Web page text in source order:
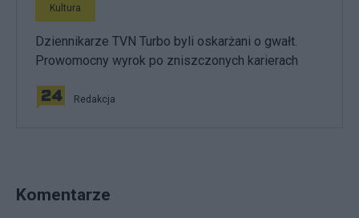
Kultura
Dziennikarze TVN Turbo byli oskarżani o gwałt.
Prowomocny wyrok po zniszczonych karierach
Redakcja
Komentarze